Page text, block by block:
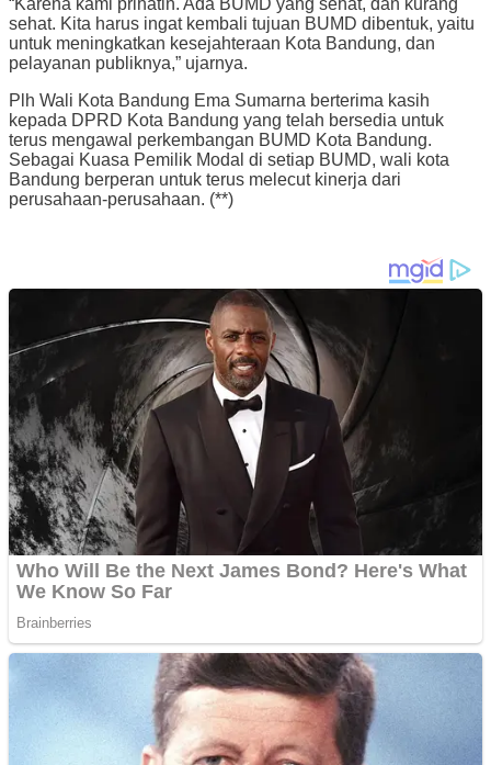
sehat. Kita harus ingat kembali tujuan BUMD dibentuk, yaitu
untuk meningkatkan kesejahteraan Kota Bandung, dan
pelayanan publiknya,” ujarnya.
Plh Wali Kota Bandung Ema Sumarna berterima kasih
kepada DPRD Kota Bandung yang telah bersedia untuk
terus mengawal perkembangan BUMD Kota Bandung.
Sebagai Kuasa Pemilik Modal di setiap BUMD, wali kota
Bandung berperan untuk terus melecut kinerja dari
perusahaan-perusahaan. (**)